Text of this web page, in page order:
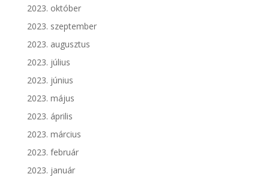
2023. október
2023. szeptember
2023. augusztus
2023. július
2023. június
2023. május
2023. április
2023. március
2023. február
2023. január